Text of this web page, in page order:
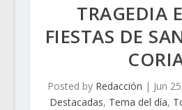
TRAGEDIA
FIESTAS DE
Posted by Redacción | Jun
Destacadas, Tema del día,